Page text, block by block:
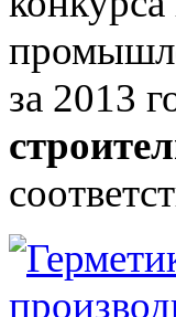
за 2013